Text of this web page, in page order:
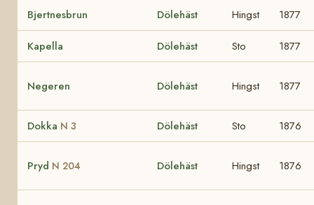
Bjertnesbrun Dölehäst Hingst 1877
Kapella Dölehäst Sto 1877
Negeren Dölehäst Hingst 1877
Dokka N 3 Dölehäst Sto 1876
Pryd N 204 Dölehäst Hingst 1876